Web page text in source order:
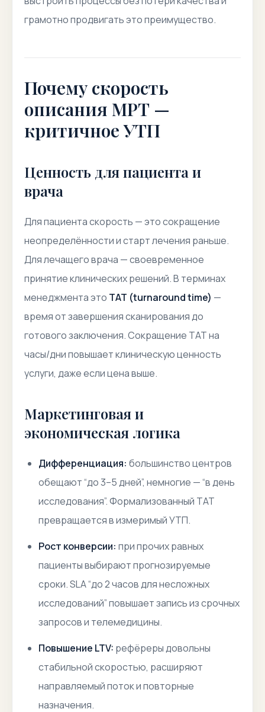
грамотно продвигать это преимущество.
Почему скорость
описания МРТ —
критичное УТП
Ценность для пациента и
врача
Для пациента скорость — это сокращение
неопределённости и старт лечения раньше.
Для лечащего врача — своевременное
принятие клинических решений. В терминах
менеджмента это TAT (turnaround time) —
время от завершения сканирования до
готового заключения. Сокращение TAT на
часы/дни повышает клиническую ценность
услуги, даже если цена выше.
Маркетинговая и
экономическая логика
Дифференциация: большинство центров
обещают “до 3–5 дней”, немногие — “в день
исследования”. Формализованный TAT
превращается в измеримый УТП.
Рост конверсии: при прочих равных
пациенты выбирают прогнозируемые
сроки. SLA “до 2 часов для несложных
исследований” повышает запись из срочных
запросов и телемедицины.
Повышение LTV: рефёреры довольны
стабильной скоростью, расширяют
направляемый поток и повторные
назначения.